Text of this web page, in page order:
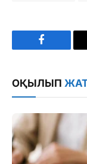
Facebook
ОҚЫЛЫП